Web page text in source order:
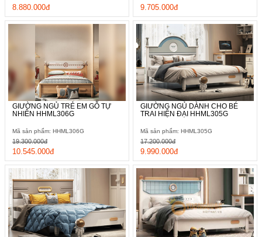
8.880.000đ 9.705.000đ
GIƯỜNG NGỦ TRẺ EM GỖ TỰ
NHIÊN HHML306G
Mã sản phẩm: HHML306G
10.545.000đ
19.300.000đ
GIƯỜNG NGỦ DÀNH CHO BÉ
TRAI HIỆN ĐẠI HHML305G
Mã sản phẩm: HHML305G
9.990.000đ
17.200.000đ